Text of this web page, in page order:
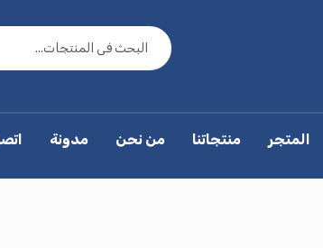
المتجر منتجاتنا من نحن مدونة